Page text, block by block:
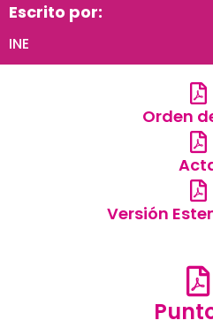
Escrito por:
INE
Orden
Versión